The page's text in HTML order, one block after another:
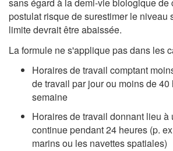
postulat risque de surestimer le niveau
limite devrait être abaissée.
La formule ne s'applique pas dans les
Horaires de travail comptant
de travail par jour ou moins de 40
semaine
Horaires de travail donnant lieu à
continue pendant 24 heures (p.
marins ou les navettes spatiales)